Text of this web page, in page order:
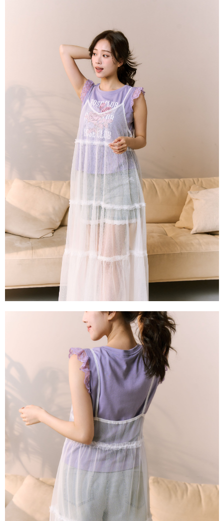
每筆NT$80，滿NT$2,000(含以上)免運費
每筆NT$80，滿NT$2,000(含以上)免運費
每筆NT$100，滿NT$2,000(含以上)免運費